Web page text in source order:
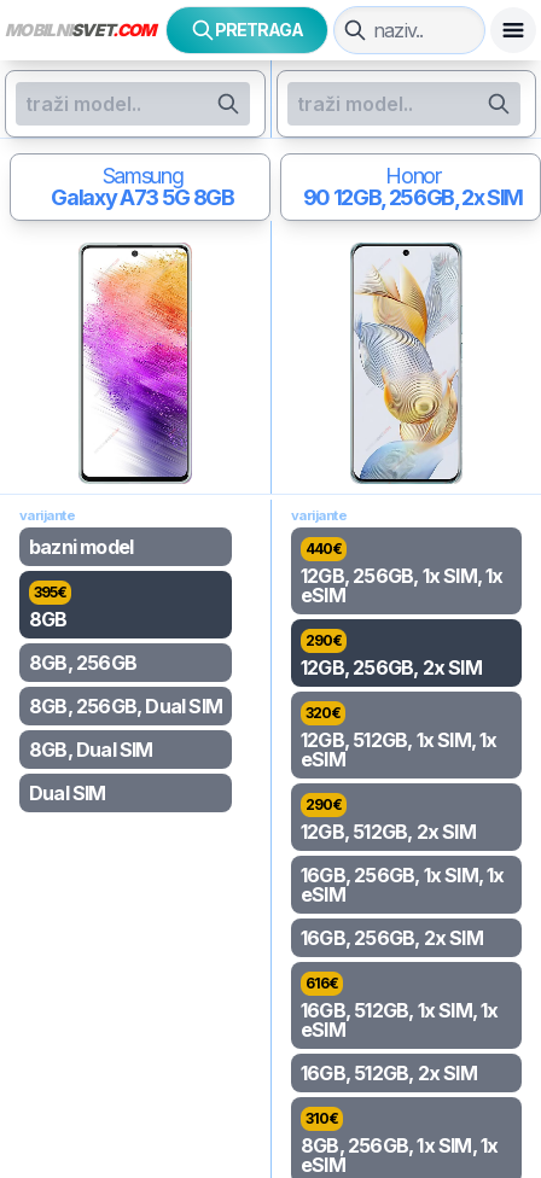
MOBILNISVET.COM PRETRAGA
Samsung
Galaxy A73 5G8GB
Honor
9012GB, 256GB, 2x SIM
varijante
bazni model
395€
8GB
8GB, 256GB
8GB, 256GB, Dual SIM
8GB, Dual SIM
Dual SIM
varijante
440€
12GB, 256GB, 1x SIM, 1x
eSIM
290€
12GB, 256GB, 2x SIM
320€
12GB, 512GB, 1x SIM, 1x
eSIM
290€
12GB, 512GB, 2x SIM
16GB, 256GB, 1x SIM, 1x
eSIM
16GB, 256GB, 2x SIM
616€
16GB, 512GB, 1x SIM, 1x
eSIM
16GB, 512GB, 2x SIM
310€
8GB, 256GB, 1x SIM, 1x
eSIM